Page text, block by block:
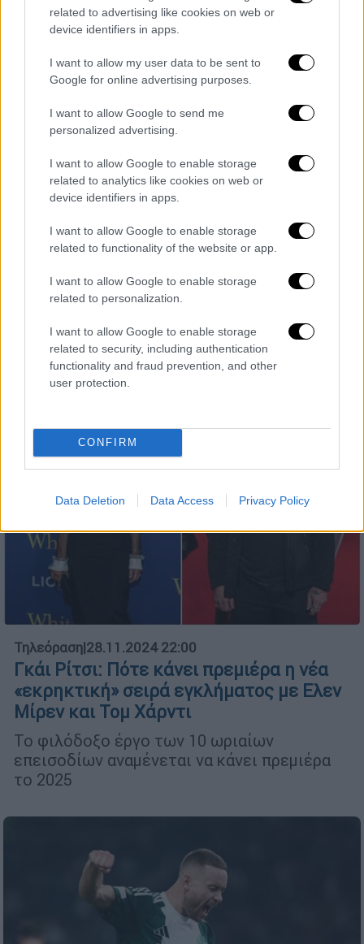
related to advertising like cookies on web or
device identifiers in apps.
I want to allow my user data to be sent to
Google for online advertising purposes.
I want to allow Google to send me
personalized advertising.
I want to allow Google to enable storage
related to analytics like cookies on web or
device identifiers in apps.
I want to allow Google to enable storage
related to functionality of the website or app.
I want to allow Google to enable storage
related to personalization.
I want to allow Google to enable storage
related to security, including authentication
functionality and fraud prevention, and other
user protection.
CONFIRM
Data Deletion Data Access Privacy Policy
Ελλάδα|28.11.2024 22:10
Κλήρωση Τζόκερ: Οι τυχεροί αριθμοί για
Ελέγξτε τα δελτία σας!
Τηλεόραση|28.11.2024 22:00
Γκάι Ρίτσι: Πότε κάνει πρεμιέρα η νέα
«εκρηκτική» σειρά εγκλήματος με Ελεν
Μίρεν και Τομ Χάρντι
Το φιλόδοξο έργο των 10 ωριαίων
επεισοδίων αναμένεται να κάνει πρεμιέρα
το 2025